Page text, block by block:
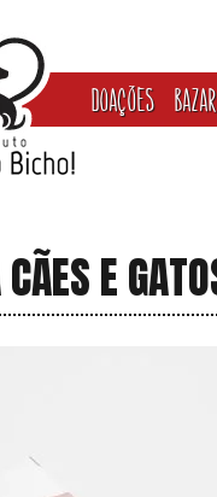
DOAÇÕES BAZAR
E